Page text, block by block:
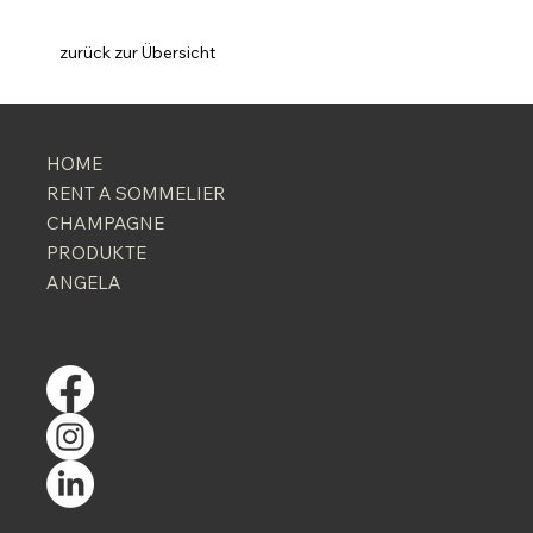
zurück zur Übersicht
HOME
RENT A SOMMELIER
CHAMPAGNE
PRODUKTE
ANGELA